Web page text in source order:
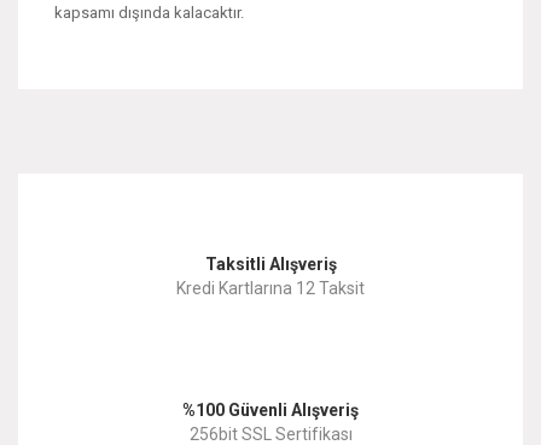
kapsamı dışında kalacaktır.
Ürün resmi kalitesiz, bozuk veya görüntülenemiyor.
Ürün fiyatı diğer sitelerden daha pahalı.
Taksitli Alışveriş
Kredi Kartlarına 12 Taksit
%100 Güvenli Alışveriş
256bit SSL Sertifikası